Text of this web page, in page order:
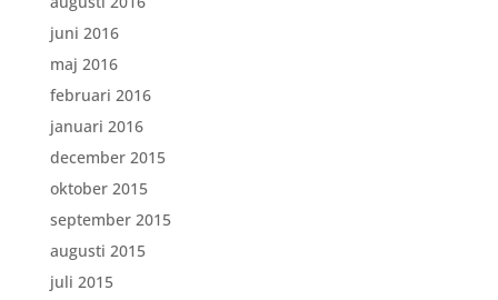
juni 2016
maj 2016
februari 2016
januari 2016
december 2015
oktober 2015
september 2015
augusti 2015
juli 2015